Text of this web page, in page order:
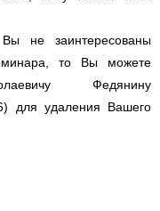
не заинтересованы
то Вы можете
Федянину
для удаления Вашего